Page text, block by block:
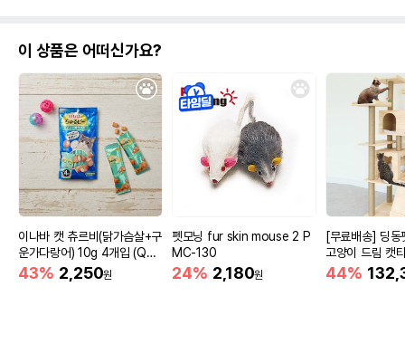
이 상품은 어떠신가요?
이나바 캣 츄르비(닭가슴살+구
운가다랑어) 10g 4개입 (QS
C-273)
43% 2,250원
펫모닝 fur skin mouse 2 P
MC-130
24% 2,180원
[무료배송] 딩동
고양이 드림 캣
44%